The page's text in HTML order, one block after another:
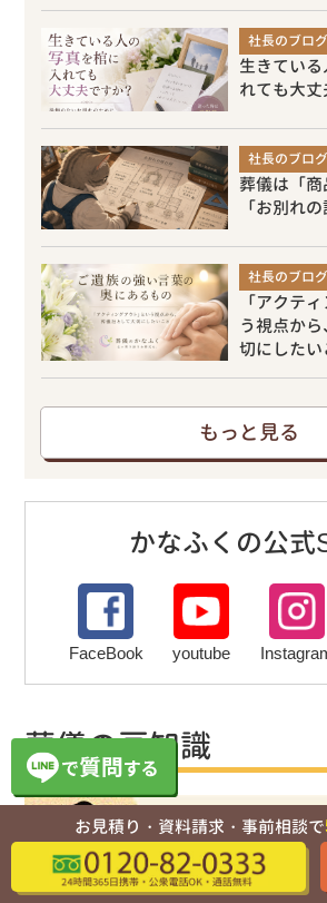
社長のブログ
生きてい
れても大
社長のブログ
葬儀は「
「お別れ
社長のブログ
「アクテ
う視点か
切にしたい
もっと見る
かなふくの公式
FaceBook youtube
葬儀の豆知識
失敗しない
葬儀社の選び方
お見積り・資料請求・事前相談で